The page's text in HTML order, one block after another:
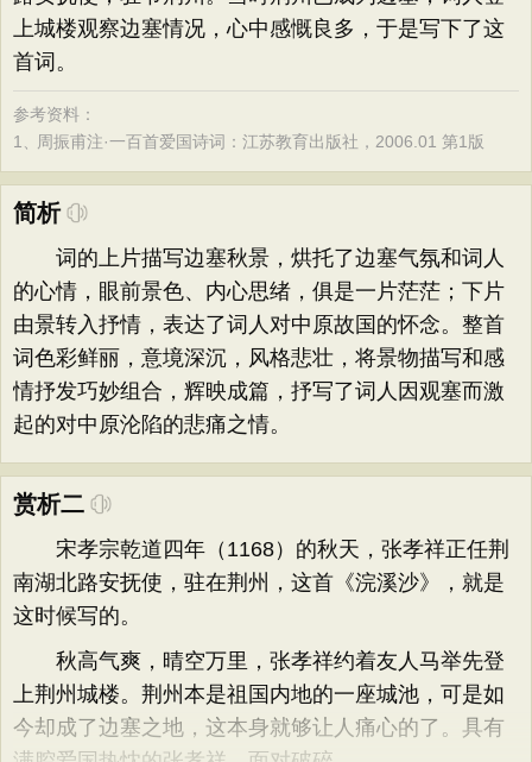
上城楼观察边塞情况，心中感慨良多，于是写下了这
首词。
参考资料：
1、 周振甫注·一百首爱国诗词：江苏教育出版社，2006.01 第1版
简析
词的上片描写边塞秋景，烘托了边塞气氛和词人
的心情，眼前景色、内心思绪，俱是一片茫茫；下片
由景转入抒情，表达了词人对中原故国的怀念。整首
词色彩鲜丽，意境深沉，风格悲壮，将景物描写和感
情抒发巧妙组合，辉映成篇，抒写了词人因观塞而激
起的对中原沦陷的悲痛之情。
赏析二
宋孝宗乾道四年（1168）的秋天，张孝祥正任荆
南湖北路安抚使，驻在荆州，这首《浣溪沙》，就是
这时候写的。
秋高气爽，晴空万里，张孝祥约着友人马举先登
上荆州城楼。荆州本是祖国内地的一座城池，可是如
今却成了边塞之地，这本身就够让人痛心的了。具有